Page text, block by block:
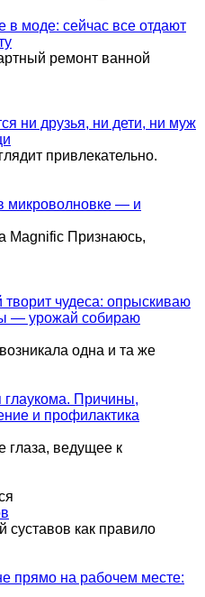
моде: сейчас все отдают
ремонт ванной
ни друзья, ни дети, ни муж
привлекательно.
микроволновке — и
Magnific Признаюсь,
творит чудеса: опрыскиваю
— урожай собираю
одна и та же
глаукома. Причины,
и профилактика
глаза, ведущее к
суставов как правило
прямо на рабочем месте: